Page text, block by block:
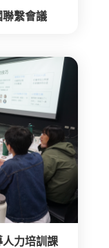
聯繫會議
力培訓課